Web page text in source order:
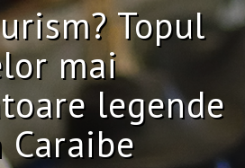
Topul
mai
legende
Caraibe